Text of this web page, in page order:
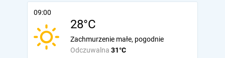
09:00
28°C
Odczuwalna 31°C
Zachmurzenie małe, pogodnie